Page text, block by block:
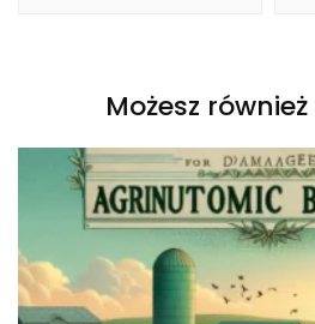
Możesz